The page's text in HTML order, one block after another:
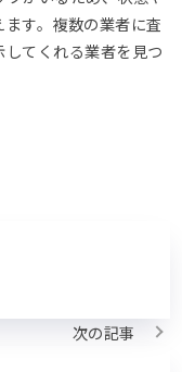
す。複数の業者に査
てくれる業者を見つ
次の記事